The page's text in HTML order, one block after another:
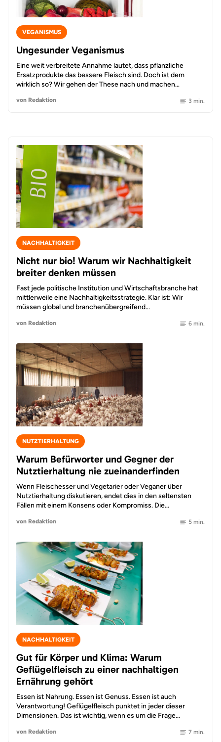
VEGANISMUS
Ungesunder Veganismus
Eine weit verbreitete Annahme lautet, dass pflanzliche
Ersatzprodukte das bessere Fleisch sind. Doch ist dem
wirklich so? Wir gehen der These nach und machen…
von Redaktion 3 min.
NACHHALTIGKEIT
Nicht nur bio! Warum wir Nachhaltigkeit
breiter denken müssen
Fast jede politische Institution und Wirtschaftsbranche hat
mittlerweile eine Nachhaltigkeitsstrategie. Klar ist: Wir
müssen global und branchenübergreifend…
von Redaktion 6 min.
NUTZTIERHALTUNG
Warum Befürworter und Gegner der
Nutztierhaltung nie zueinanderfinden
Wenn Fleischesser und Vegetarier oder Veganer über
Nutztierhaltung diskutieren, endet dies in den seltensten
Fällen mit einem Konsens oder Kompromiss. Die…
von Redaktion 5 min.
NACHHALTIGKEIT
Gut für Körper und Klima: Warum
Geflügelfleisch zu einer nachhaltigen
Ernährung gehört
Essen ist Nahrung. Essen ist Genuss. Essen ist auch
Verantwortung! Geflügelfleisch punktet in jeder dieser
Dimensionen. Das ist wichtig, wenn es um die Frage…
von Redaktion 7 min.